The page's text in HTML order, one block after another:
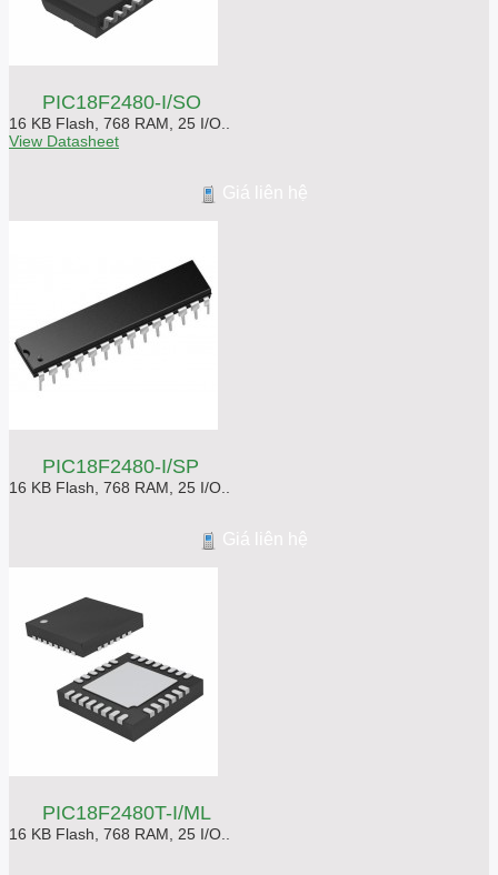
PIC18F2480-I/SO
16 KB Flash, 768 RAM, 25 I/O..
View Datasheet
Giá liên hệ
PIC18F2480-I/SP
16 KB Flash, 768 RAM, 25 I/O..
Giá liên hệ
PIC18F2480T-I/ML
16 KB Flash, 768 RAM, 25 I/O..